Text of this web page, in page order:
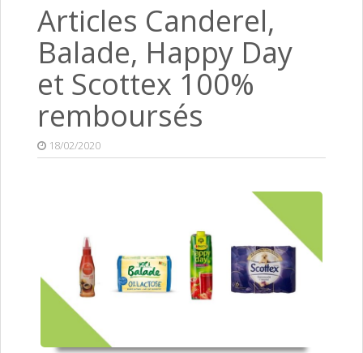
Articles Canderel,
Balade, Happy Day
et Scottex 100%
remboursés
18/02/2020